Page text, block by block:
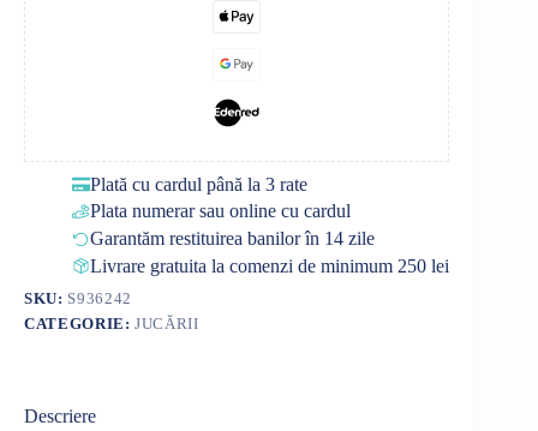
Plată cu cardul până la 3 rate
Plata numerar sau online cu cardul
Garantăm restituirea banilor în 14 zile
Livrare gratuita la comenzi de minimum 250 lei
SKU: S936242
CATEGORIE:JUCĂRII
Descriere